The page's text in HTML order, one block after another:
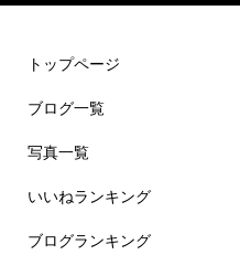
トップページ
ブログ一覧
写真一覧
いいねランキング
ブログランキング